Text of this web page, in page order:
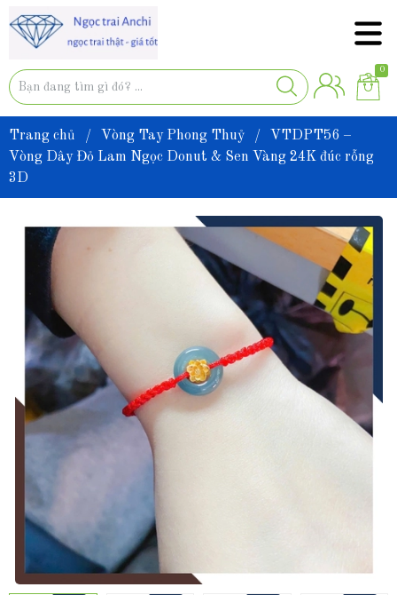
0
Trang chủ / Vòng Tay Phong Thuỷ /
VTDPT56 –
Vòng Dây Đỏ Lam Ngọc Donut & Sen Vàng 24K đúc rỗng
3D